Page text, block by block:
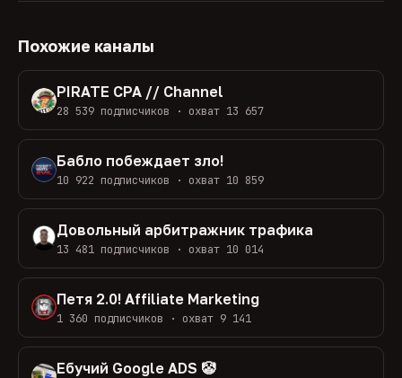
Похожие каналы
PIRATE CPA // Channel
28 539 подписчиков · охват 13 657
Бабло побеждает зло!
10 922 подписчиков · охват 10 859
Довольный арбитражник трафика
13 481 подписчиков · охват 10 014
Петя 2.0! Affiliate Marketing
1 360 подписчиков · охват 9 141
Ебучий Google ADS 🤡